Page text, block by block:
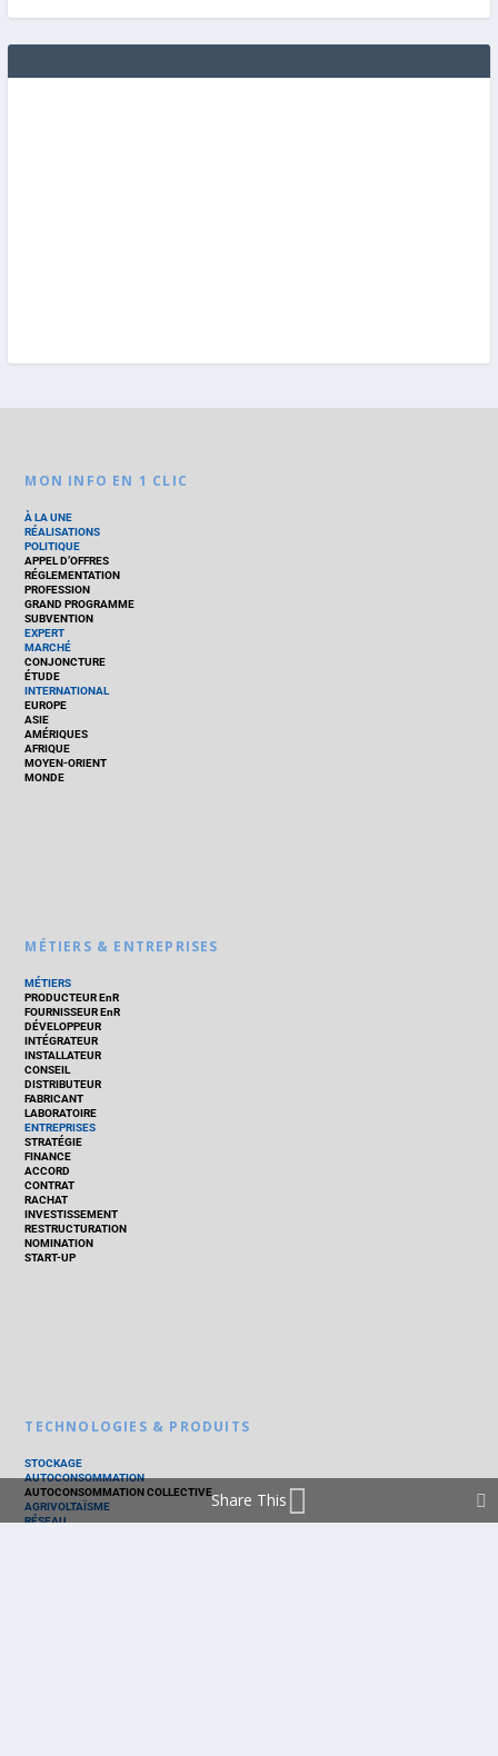
MON INFO EN 1 CLIC
À LA UNE
RÉALISATIONS
POLITIQUE
APPEL D’OFFRES
RÉGLEMENTATION
PROFESSION
GRAND PROGRAMME
SUBVENTION
EXPERT
MARCHÉ
CONJONCTURE
ÉTUDE
INTERNATIONAL
EUROPE
ASIE
AMÉRIQUES
AFRIQUE
MOYEN-ORIENT
MONDE
MÉTIERS & ENTREPRISES
MÉTIERS
PRODUCTEUR EnR
FOURNISSEUR EnR
DÉVELOPPEUR
INTÉGRATEUR
INSTALLATEUR
CONSEIL
DISTRIBUTEUR
FABRICANT
LABORATOIRE
ENTREPRISES
STRATÉGIE
FINANCE
ACCORD
CONTRAT
RACHAT
INVESTISSEMENT
RESTRUCTURATION
NOMINATION
START-UP
TECHNOLOGIES & PRODUITS
STOCKAGE
AUTOCONSOMMATION
AUTOCONSOMMATION COLLECTIVE
AGRIVOLTAÏSME
RÉSEAU
Share This